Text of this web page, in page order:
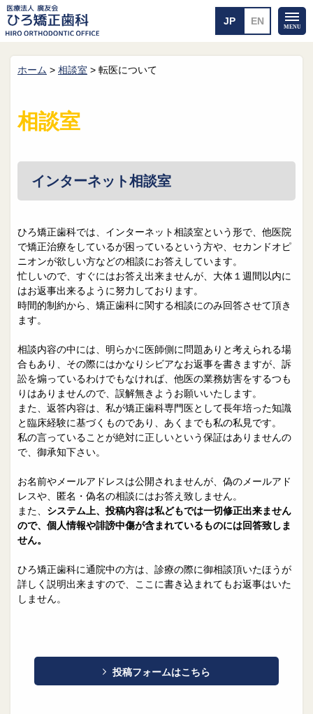
ホーム
院長紹介
メール送信 相談室
皆さんの声 求人
院長日誌 治療相談
スタッフブログ サイトマップ
0263-54-6622
MAILはこちら
ホーム > 相談室 > 転医について
相談室
インターネット相談室
ひろ矯正歯科では、インターネット相談室という形で、他医院
で矯正治療をしているが困っているという方や、セカンドオピ
ニオンが欲しい方などの相談にお答えしています。
忙しいので、すぐにはお答え出来ませんが、大体１週間以内に
はお返事出来るように努力しております。
時間的制約から、矯正歯科に関する相談にのみ回答させて頂き
ます。
相談内容の中には、明らかに医師側に問題ありと考えられる場
合もあり、その際にはかなりシビアなお返事を書きますが、訴
訟を煽っているわけでもなければ、他医の業務妨害をするつも
りはありませんので、誤解無きようお願いいたします。
また、返答内容は、私が矯正歯科専門医として長年培った知識
と臨床経験に基づくものであり、あくまでも私の私見です。
私の言っていることが絶対に正しいという保証はありませんの
で、御承知下さい。
お名前やメールアドレスは公開されませんが、偽のメールアド
レスや、匿名・偽名の相談にはお答え致しません。
また、 システム上、投稿内容は私どもでは一切修正出来ません
ので、個人情報や誹謗中傷が含まれているものには回答致しま
せん。
ひろ矯正歯科に通院中の方は、診療の際に御相談頂いたほうが
詳しく説明出来ますので、ここに書き込まれてもお返事はいた
しません。
投稿フォームはこちら